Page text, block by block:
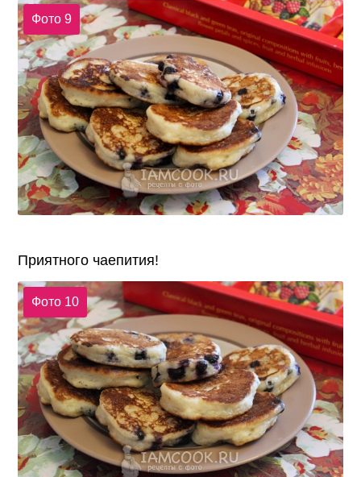
Фото 9
Приятного чаепития!
Фото 10